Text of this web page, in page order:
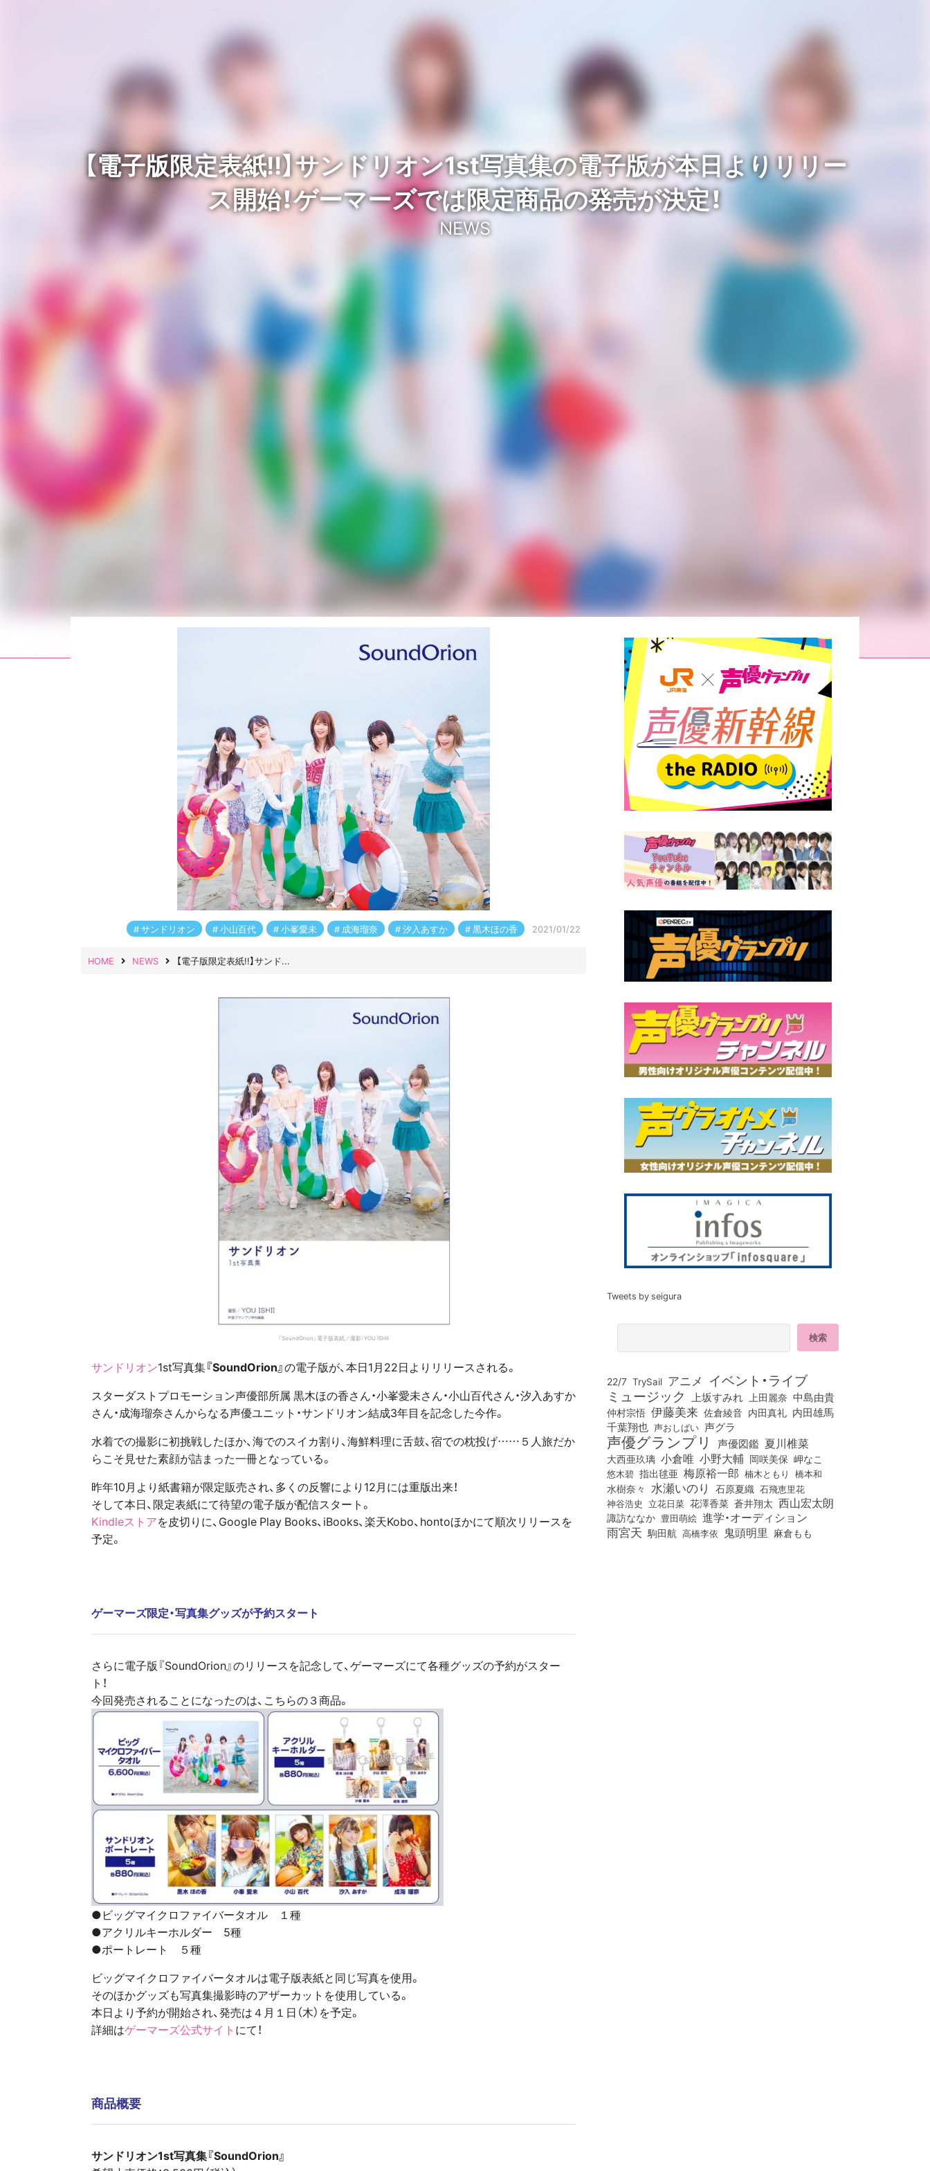
【電子版限定表紙!!】サンドリオン1st写真集の電子版が本日よりリリー
ス開始！ゲーマーズでは限定商品の発売が決定！
NEWS
サンドリオン 小山百代 小峯愛未 成海瑠奈 汐入あすか 黒木ほの香 2021/01/22
HOME NEWS 【電子版限定表紙!!】サンド...
『SoundOrion』電子版表紙／撮影：YOU ISHII
サンドリオン1st写真集『SoundOrion』の電子版が、本日1月22日よりリリースされる。
スターダストプロモーション声優部所属 黒木ほの香さん・小峯愛未さん・小山百代さん・汐入あすか
さん・成海瑠奈さんからなる声優ユニット・サンドリオン結成3年目を記念した今作。
水着での撮影に初挑戦したほか、海でのスイカ割り、海鮮料理に舌鼓、宿での枕投げ……５人旅だか
らこそ見せた素顔が詰まった一冊となっている。
昨年10月より紙書籍が限定販売され、多くの反響により12月には重版出来！
そして本日、限定表紙にて待望の電子版が配信スタート。
Kindleストアを皮切りに、Google Play Books、iBooks、楽天Kobo、hontoほかにて順次リリースを
予定。
ゲーマーズ限定・写真集グッズが予約スタート
さらに電子版『SoundOrion』のリリースを記念して、ゲーマーズにて各種グッズの予約がスター
ト！
今回発売されることになったのは、こちらの３商品。
●ビッグマイクロファイバータオル １種
●アクリルキーホルダー 5種
●ポートレート ５種
ビッグマイクロファイバータオルは電子版表紙と同じ写真を使用。
そのほかグッズも写真集撮影時のアザーカットを使用している。
本日より予約が開始され、発売は４月１日（木）を予定。
詳細はゲーマーズ公式サイト にて！
商品概要
サンドリオン1st写真集『SoundOrion』
Tweets by seigura
22/7 TrySail アニメ イベント・ライブ
ミュージック 上坂すみれ 上田麗奈 中島由貴
仲村宗悟 伊藤美来 佐倉綾音 内田真礼 内田雄馬
千葉翔也 声おしばい 声グラ
声優グランプリ 声優図鑑 夏川椎菜
大西亜玖璃 小倉唯 小野大輔 岡咲美保 岬なこ
悠木碧 指出毬亜 梅原裕一郎 楠木ともり 橋本和
水樹奈々 水瀬いのり 石原夏織 石飛恵里花
神谷浩史 立花日菜 花澤香菜 蒼井翔太 西山宏太朗
諏訪ななか 豊田萌絵 進学・オーディション
雨宮天 駒田航 高橋李依 鬼頭明里 麻倉もも